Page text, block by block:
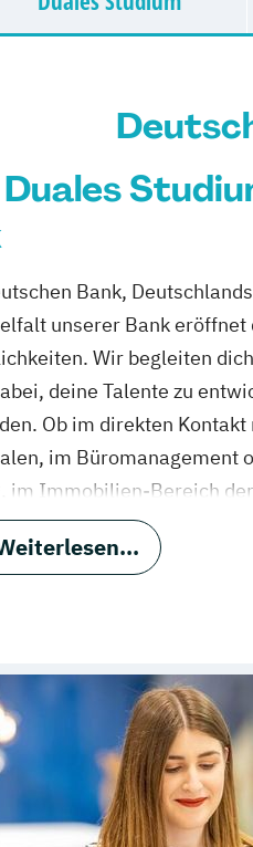
Bank,
unserer Bank eröffnet
Wir begleiten
deine Talente zu
Ob im direkten
im Büromanagement
im Immobilien-Bereich
und
Kontakte zu
Während deiner
bei Fragen für dich da
fachlichen und